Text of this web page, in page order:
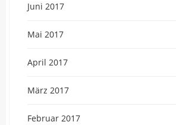
Juni 2017
Mai 2017
April 2017
März 2017
Februar 2017